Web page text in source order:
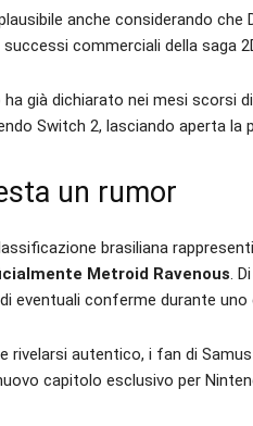
anche considerando che
commerciali della saga
già dichiarato nei mesi scorsi
Switch 2, lasciando aperta
un rumor
brasiliana
Metroid Ravenous.
eventuali conferme durante
rivelarsi autentico, i fan di
capitolo esclusivo per